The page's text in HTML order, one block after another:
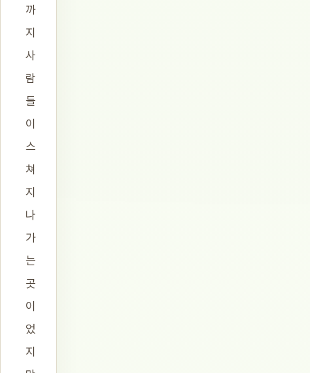
까
지
사
람
들
이
스
쳐
지
나
가
는
곳
이
었
지